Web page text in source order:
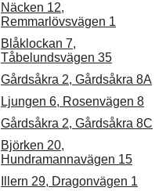
Näcken 12,
Remmarlövsvägen 1
Blåklockan 7,
Tåbelundsvägen 35
Gårdsåkra 2, Gårdsåkra 8A
Ljungen 6, Rosenvägen 8
Gårdsåkra 2, Gårdsåkra 8C
Björken 20,
Hundramannavägen 15
Illern 29, Dragonvägen 1